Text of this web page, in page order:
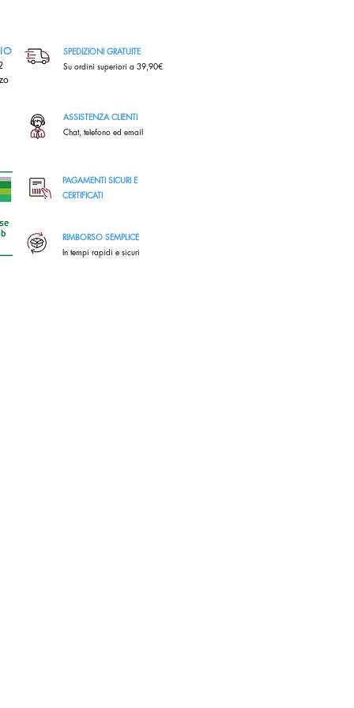
SPEDIZIONI GRATUITE
Su ordini superiori a 39,90€
ASSISTENZA CLIENTI
Chat, telefono ed email
PAGAMENTI SICURI E
CERTIFICATI
RIMBORSO SEMPLICE
In tempi rapidi e sicuri